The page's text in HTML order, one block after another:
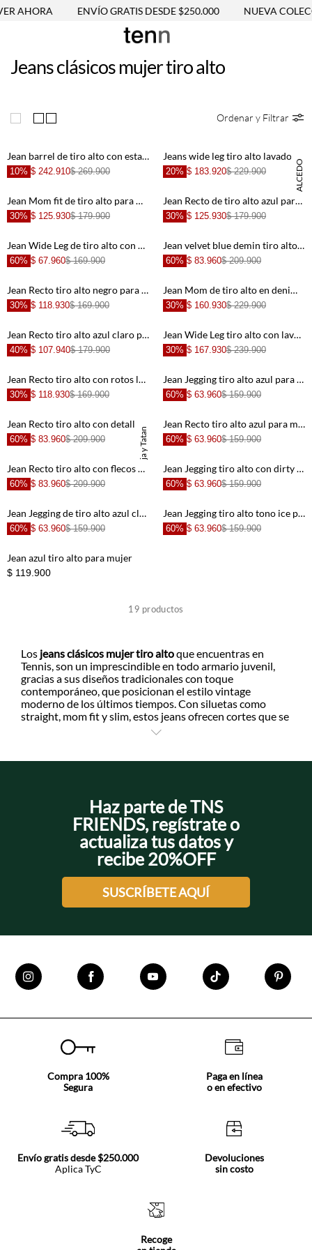
AHORA ENVÍO GRATIS DESDE $250.000 NUEVA
Jeans clásicos mujer tiro alto
Ordenar y Filtrar
+
Jean barrel de tiro alto con estampado en denim oscuro para mujer
10% $ 242.910$ 269.900 DANIELA SALCEDO
+
20% $ 183.920$ 229.900
+
Jean Mom fit de tiro alto para mujer
30% $ 125.930$ 179.900
+
Jean Recto de tiro alto azul para mujer
30% $ 125.930$ 179.900
+
Jean Wide Leg de tiro alto con pretina en contraste para mujer
60% $ 67.960$ 169.900
+
Jean velvet blue demin tiro alto para mujer
60% $ 83.960$ 209.900
+
Jean Recto tiro alto negro para mujer
30% $ 118.930$ 169.900
+
Jean Mom de tiro alto en denim crudo para mujer
30% $ 160.930$ 229.900
+
Jean Recto tiro alto azul claro para mujer
40% $ 107.940$ 179.900
+
Jean Wide Leg tiro alto con lavado degradé para mujer
30% $ 167.930$ 239.900
Jean Recto tiro alto con rotos localizados para mujer
30% $ 118.930$ 169.900
Jean Jegging tiro alto azul para mujer
60% $ 63.960$ 159.900
TNS x Maleja y Tatan
+
60% $ 83.960$ 209.900
Jean Recto tiro alto azul para mujer
60% $ 63.960$ 159.900
+
Jean Recto tiro alto con flecos para mujer
60% $ 83.960$ 209.900
Jean Jegging tiro alto con dirty para mujer
60% $ 63.960$ 159.900
+
Jean Jegging de tiro alto azul claro para mujer
60% $ 63.960$ 159.900
Jean Jegging tiro alto tono ice para mujer
60% $ 63.960$ 159.900
Jean azul tiro alto para mujer
$ 119.900
19 productos
Los jeans clásicos mujer tiro altoque encuentras en
Tennis, son un imprescindible en todo armario juvenil,
gracias a sus diseños tradicionales con toque
contemporáneo, que posicionan el estilo vintage
moderno de los últimos tiempos. Con siluetas como
straight, mom fit y slim, estos jeans ofrecen cortes que se
adaptan a diversas preferencias, manteniendo siempre
Confeccionados en algodón artesanal, algunos modelos
medio, aportando carácter y autenticidad a cada prenda.
Estos acabados permiten crear combinaciones que se
salen de los estándares habituales y generan un estilo
Cuida tus jeans para que te duren mucho más, evitando
el uso de suavizantes, ya que pueden afectar la textura
del denim. Asimismo, es aconsejable secarlos en posición
horizontal para mantener su forma original y evitar
Incluye losjeans clásicos mujer tiro altoa tu colección y
adaptándose a múltiples estilos y ocasiones. ¡Navega por
todas nuestras opciones!
Haz parte de TNS
FRIENDS, regístrate o
actualiza tus datos y
recibe 20%OFF
SUSCRÍBETE AQUÍ
Compra 100%
Segura
Paga en línea
o en efectivo
Envío gratis desde $250.000
Aplica TyC
Devoluciones
sin costo
Recoge